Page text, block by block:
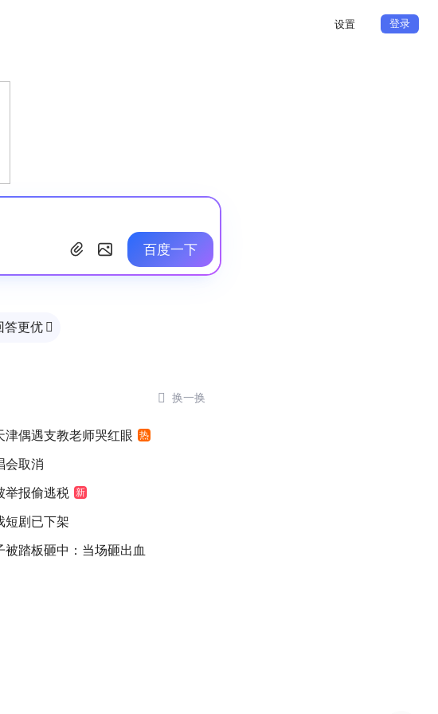
设置 登录
百度一下
答更优 
 换一换
津偶遇支教老师哭红眼 热
会取消
举报偷逃税 新
短剧已下架
被踏板砸中：当场砸出血